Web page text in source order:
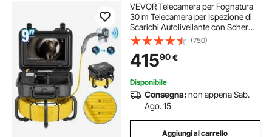
VEVOR Telecamera per Fognatura
30 m Telecamera per Ispezione di
Scarichi Autolivellante con Schermo
HD 1080P 228,6 mm Zoom 36X,
Telecamera Idraulica Impermeabile
IP68 con Luci-12 LED, Scheda da 32
GB
(750)
41590€
Disponibile
Consegna:non appena Sab.
Ago. 15
Aggiungi al carrello